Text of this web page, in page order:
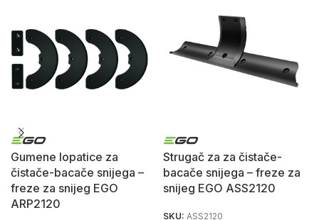
Gumene lopatice za
čistače-bacače snijega –
freze za snijeg EGO
ARP2120
Strugač za za čistače-
bacače snijega – freze za
snijeg EGO ASS2120
SKU: ASS2120